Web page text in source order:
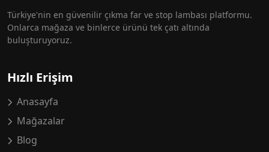
Türkiye'nin en güvenilir çıkma far ve stop lambası platformu.
Onlarca mağaza ve binlerce ürünü tek çatı altında
buluşturuyoruz.
Hızlı Erişim
Anasayfa
Mağazalar
Blog